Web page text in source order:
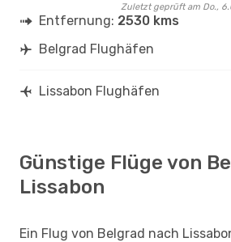
Zuletzt geprüft am Do.,
Entfernung: 2530 kms
Belgrad Flughäfen
Lissabon Flughäfen
Günstige Flüge von
Lissabon
Ein Flug von Belgrad nach